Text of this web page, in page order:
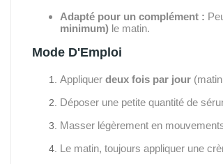
Adapté pour un complément :
minimum) le matin.
Mode D'Emploi
Appliquer deux fois par jour
Déposer une petite quantité de
Masser légèrement en
Le matin, toujours appliquer une